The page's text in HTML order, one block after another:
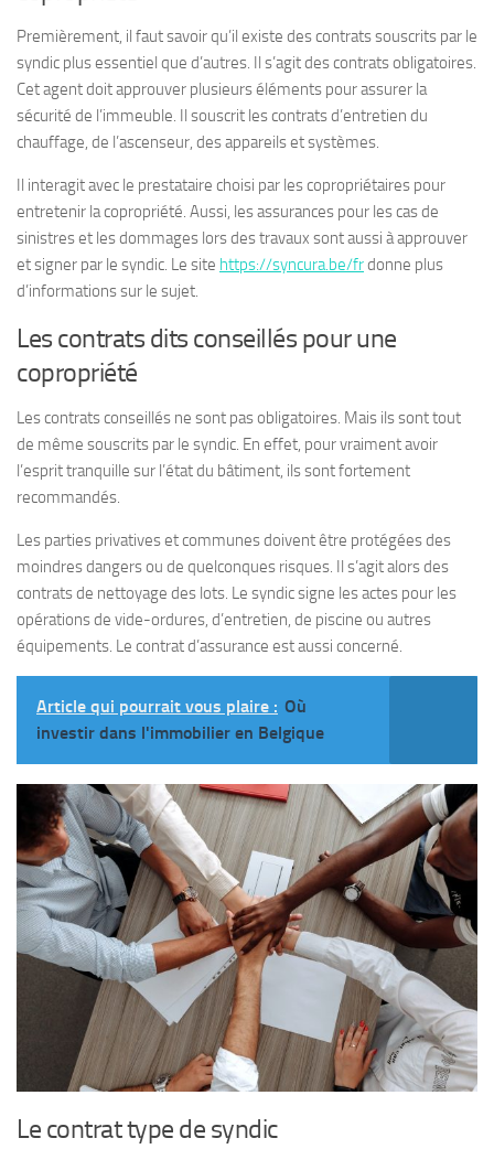
Premièrement, il faut savoir qu’il existe des contrats souscrits par le
syndic plus essentiel que d’autres. Il s’agit des contrats obligatoires.
Cet agent doit approuver plusieurs éléments pour assurer la
sécurité de l’immeuble. Il souscrit les contrats d’entretien du
chauffage, de l’ascenseur, des appareils et systèmes.
Il interagit avec le prestataire choisi par les copropriétaires pour
entretenir la copropriété. Aussi, les assurances pour les cas de
sinistres et les dommages lors des travaux sont aussi à approuver
et signer par le syndic. Le site https://syncura.be/frdonne plus
d’informations sur le sujet.
Les contrats dits conseillés pour une
copropriété
Les contrats conseillés ne sont pas obligatoires. Mais ils sont tout
de même souscrits par le syndic. En effet, pour vraiment avoir
l’esprit tranquille sur l’état du bâtiment, ils sont fortement
recommandés.
Les parties privatives et communes doivent être protégées des
moindres dangers ou de quelconques risques. Il s’agit alors des
contrats de nettoyage des lots. Le syndic signe les actes pour les
opérations de vide-ordures, d’entretien, de piscine ou autres
équipements. Le contrat d’assurance est aussi concerné.
Article qui pourrait vous plaire : Où
investir dans l'immobilier en Belgique
Le contrat type de syndic